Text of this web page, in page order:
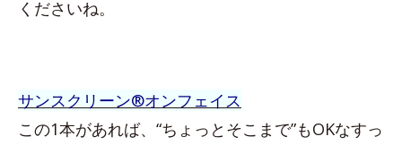
くださいね。
サンスクリーン®オンフェイス
この1本があれば、“ちょっとそこまで”もOKなすっ